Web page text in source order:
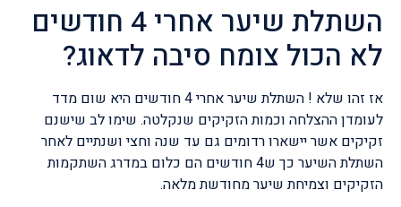
השתלת שיער אחרי 4 חודשים
לא הכול צומח סיבה לדאוג?
אז זהו שלא ! השתלת שיער אחרי 4 חודשים היא שום מדד
לעומדן ההצלחה וכמות הזקיקים שנקלטה. שימו לב שישנם
זקיקים אשר יישארו רדומים גם עד שנה וחצי ושנתיים לאחר
השתלת השיער כך ש4 חודשים הם כלום במדרג השתקמות
הזקיקים וצמיחת שיער מחודשת מלאה.